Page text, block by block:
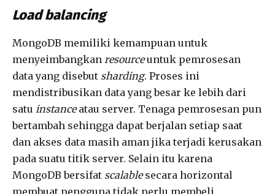
Load balancing
MongoDB memiliki kemampuan untuk
menyeimbangkan resourceuntuk pemrosesan
data yang disebut sharding. Proses ini
mendistribusikan data yang besar ke lebih dari
satu instanceatau server. Tenaga pemrosesan pun
bertambah sehingga dapat berjalan setiap saat
dan akses data masih aman jika terjadi kerusakan
pada suatu titik server. Selain itu karena
MongoDB bersifat scalablesecara horizontal
membuat pengguna tidak perlu membeli